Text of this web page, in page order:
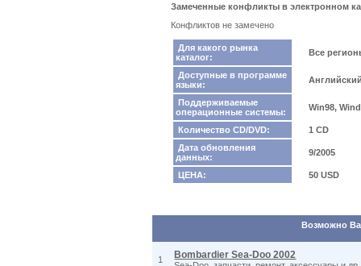
Замеченные конфликты в электронном
Конфликтов не замечено
Для какого рынка
каталог:
Все
Доступные в программе
языки:
Поддерживаемые
операционные системы:
Win98,
Количество CD/DVD:
1 CD
Дата обновления
данных:
9/2005
ЦЕНА: 50 USD
Возможно
1 Bombardier Sea-Doo 2002